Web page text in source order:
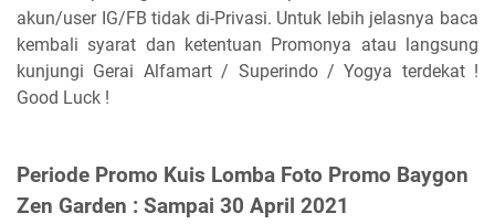
akun/user IG/FB tidak di-Privasi. Untuk lebih jelasnya baca
kembali syarat dan ketentuan Promonya atau langsung
kunjungi Gerai Alfamart / Superindo / Yogya terdekat !
Good Luck !
Periode Promo Kuis Lomba Foto Promo Baygon
Zen Garden : Sampai 30 April 2021